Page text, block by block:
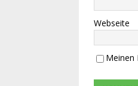
Webseite
Meinen